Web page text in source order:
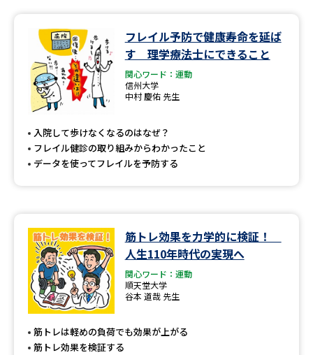
フレイル予防で健康寿命を延ば
す 理学療法士にできること
関心ワード：運動
信州大学
中村 慶佑 先生
入院して歩けなくなるのはなぜ？
フレイル健診の取り組みからわかったこと
データを使ってフレイルを予防する
筋トレ効果を力学的に検証！
人生110年時代の実現へ
関心ワード：運動
順天堂大学
谷本 道哉 先生
筋トレは軽めの負荷でも効果が上がる
筋トレ効果を検証する